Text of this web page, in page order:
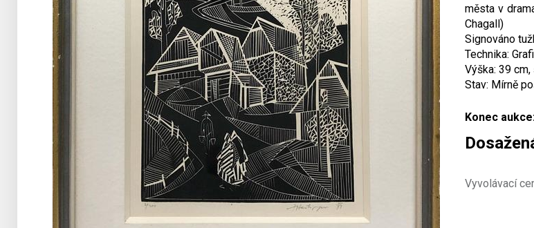
města v
Chagall)
Signováno
Technika:
Výška: 39
Stav: Mírně
Konec
Vyvolávací